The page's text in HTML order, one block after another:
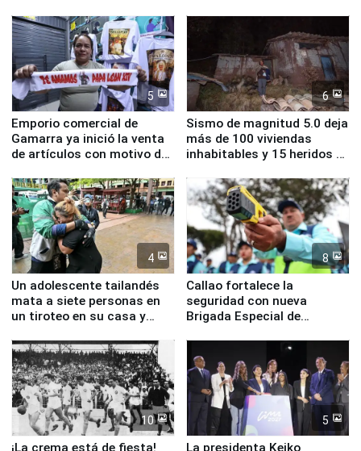
educación, salud y empleo
5
Emporio comercial de
Gamarra ya inició la venta
de artículos con motivo de
6
Sismo de magnitud 5.0 deja
más de 100 viviendas
inhabitables y 15 heridos en
4
Un adolescente tailandés
mata a siete personas en
un tiroteo en su casa y
8
Callao fortalece la
seguridad con nueva
Brigada Especial de
equipamiento para
Serenazgo
10
¡La crema está de fiesta!
5
La presidenta Keiko